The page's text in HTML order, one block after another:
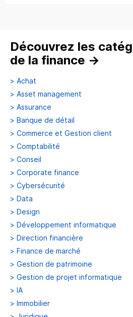
Découvrez les
de la finance →
> Achat
> Asset management
> Assurance
> Banque de détail
> Commerce et Gestion client
> Comptabilité
> Conseil
> Corporate finance
> Cybersécurité
> Data
> Design
> Développement informatique
> Direction financière
> Finance de marché
> Gestion de patrimoine
> Gestion de projet informatique
> IA
> Immobilier